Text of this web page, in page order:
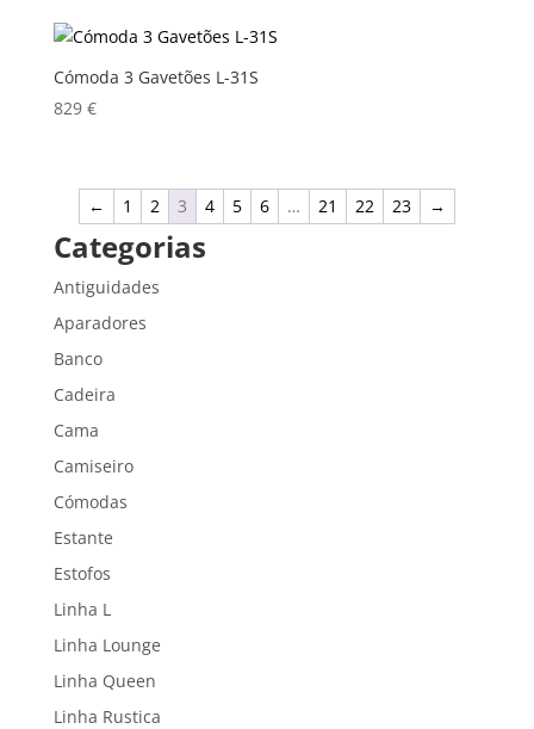
Cómoda 3 Gavetões L-31S
829 €
← 1 2 3 4 5 6 … 21 22 23 →
Categorias
Antiguidades
Aparadores
Banco
Cadeira
Cama
Camiseiro
Cómodas
Estante
Estofos
Linha L
Linha Lounge
Linha Queen
Linha Rustica